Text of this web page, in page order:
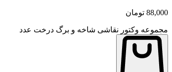
88,000 تومان
مجموعه وکتور نقاشی شاخه و برگ درخت عدد